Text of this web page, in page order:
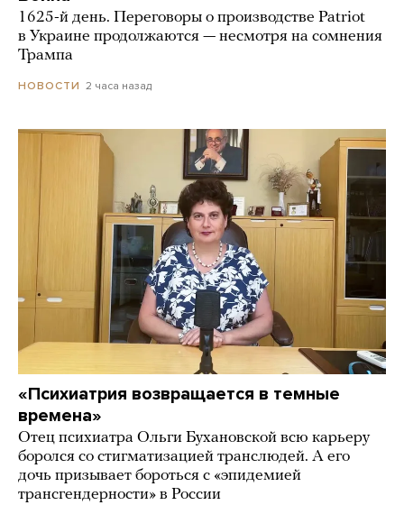
1625-й день. Переговоры о производстве Patriot
в Украине продолжаются — несмотря на сомнения
Трампа
НОВОСТИ 2 часа назад
«Психиатрия возвращается в темные
времена»
Отец психиатра Ольги Бухановской всю карьеру
боролся со стигматизацией транслюдей. А его
дочь призывает бороться с «эпидемией
трансгендерности» в России